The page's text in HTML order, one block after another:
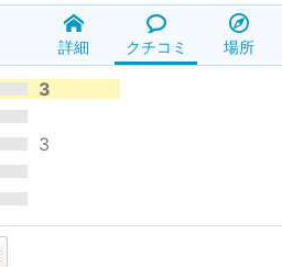
詳細 クチコミ 場所
3
3